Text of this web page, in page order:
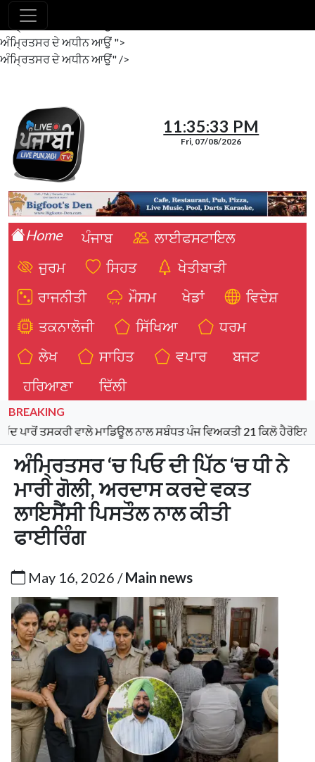
ਅੰਮ੍ਰਿਤਸਰ ਦੇ ਅਧੀਨ ਆਉਂ"/>
ਅੰਮ੍ਰਿਤਸਰ ਦੇ ਅਧੀਨ ਆਉਂ ">
ਅੰਮ੍ਰਿਤਸਰ ਦੇ ਅਧੀਨ ਆਉਂ" />
11:35:34 PM
Fri, 07/08/2026
Home ਪੰਜਾਬ
ਲਾਈਫਸਟਾਇਲ
ਜੁਰਮ
ਸਿਹਤ
ਖੇਤੀਬਾੜੀ
ਰਾਜਨੀਤੀ
ਮੌਸਮ ਖੇਡਾਂ
ਵਿਦੇਸ਼
ਤਕਨਾਲੋਜੀ
ਸਿੱਖਿਆ
ਧਰਮ
ਲੇਖ
ਸਾਹਿਤ ਵਪਾਰ
ਬਜਟ
ਹਰਿਆਣਾ
ਦਿੱਲੀ
BREAKING
ਵਾਲੇ ਮਾਡਿਊਲ ਨਾਲ ਸਬੰਧਤ ਪੰਜ ਵਿਅਕਤੀ 21 ਕਿਲੋ ਹੈਰੋਇਨ, 970
ਅੰਮ੍ਰਿਤਸਰ ‘ਚ ਪਿਓ ਦੀ ਪਿੱਠ ‘ਚ ਧੀ ਨੇ
ਮਾਰੀ ਗੋਲੀ, ਅਰਦਾਸ ਕਰਦੇ ਵਕਤ
ਲਾਇਸੈਂਸੀ ਪਿਸਤੌਲ ਨਾਲ ਕੀਤੀ
ਫਾਈਰਿੰਗ
May 16, 2026 /Main news